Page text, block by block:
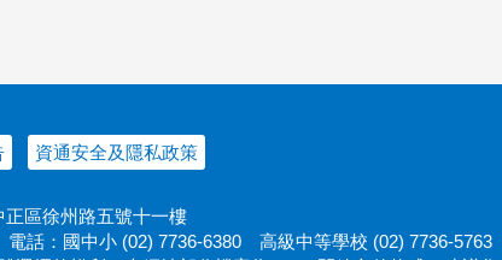
資通安全及隱私政策
區徐州路五號十一樓
電話：國中小 (02) 7736-6380 高級中等學校 (02) 7736-5763